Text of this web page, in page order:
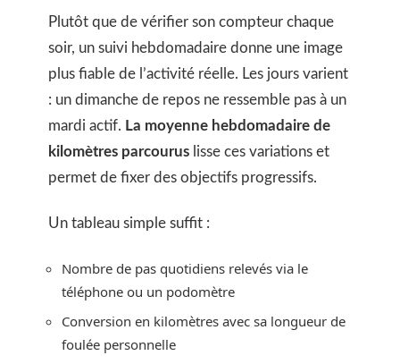
Plutôt que de vérifier son compteur chaque
soir, un suivi hebdomadaire donne une image
plus fiable de l’activité réelle. Les jours varient
: un dimanche de repos ne ressemble pas à un
mardi actif. La moyenne hebdomadaire de
kilomètres parcourus lisse ces variations et
permet de fixer des objectifs progressifs.
Un tableau simple suffit :
Nombre de pas quotidiens relevés via le
téléphone ou un podomètre
Conversion en kilomètres avec sa longueur de
foulée personnelle